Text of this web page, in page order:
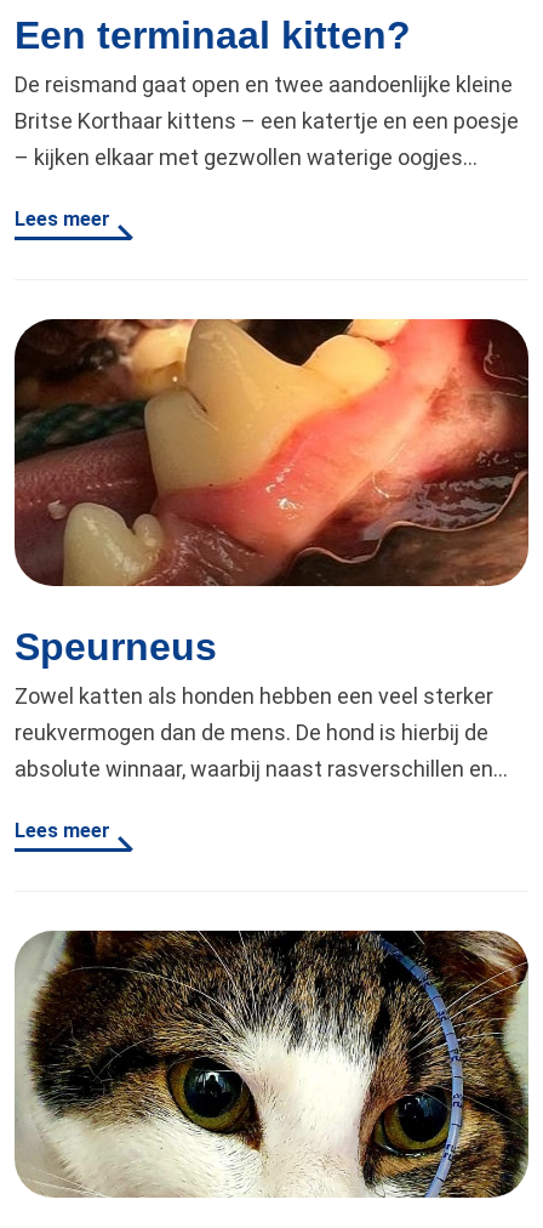
Een terminaal kitten?
De reismand gaat open en twee aandoenlijke kleine
Britse Korthaar kittens – een katertje en een poesje
– kijken elkaar met gezwollen waterige oogjes
behoorlijk de niesziekte te pakken. Je hoort ze
Lees meer
Speurneus
Zowel katten als honden hebben een veel sterker
reukvermogen dan de mens. De hond is hierbij de
absolute winnaar, waarbij naast rasverschillen en
snuit is, des te beter deze kan ruiken. Toch hebben
Lees meer